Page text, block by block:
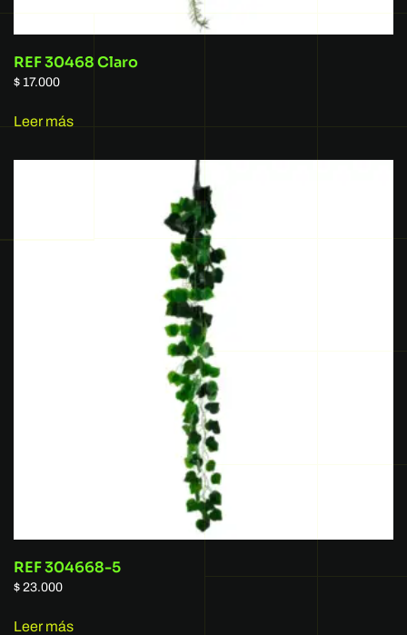
REF 30468 Claro
$ 17.000
Leer más
REF 304668-5
$ 23.000
Leer más